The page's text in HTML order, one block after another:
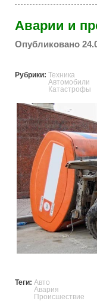
Аварии и
Опубликовано
Рубрики: Техника
Автомобили
Катастрофы
Теги: Авто
Авария
Происшествие